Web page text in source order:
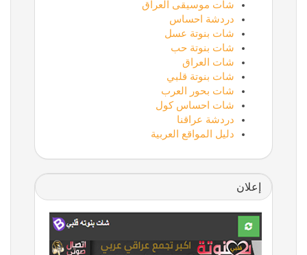
شات موسيقى العراق
دردشة احساس
شات بنوتة عسل
شات بنوتة حب
شات العراق
شات بنوتة قلبي
شات بحور العرب
شات احساس كول
دردشة عراقنا
دليل المواقع العربية
إعلان